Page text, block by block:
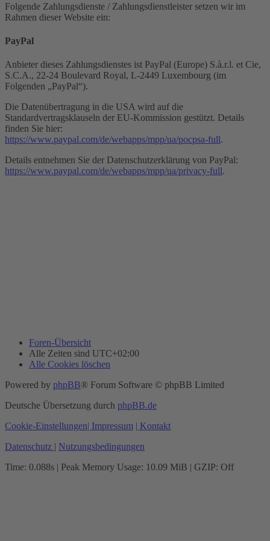
Folgende Zahlungsdienste / Zahlungsdienstleister setzen wir im
Rahmen dieser Website ein:
PayPal
Anbieter dieses Zahlungsdienstes ist PayPal (Europe) S.à.r.l. et Cie,
S.C.A., 22-24 Boulevard Royal, L-2449 Luxembourg (im
Folgenden „PayPal“).
Die Datenübertragung in die USA wird auf die
Standardvertragsklauseln der EU-Kommission gestützt. Details
finden Sie hier:
https://www.paypal.com/de/webapps/mpp/ua/pocpsa-full.
Details entnehmen Sie der Datenschutzerklärung von PayPal:
https://www.paypal.com/de/webapps/mpp/ua/privacy-full.
Foren-Übersicht
Alle Zeiten sind UTC+02:00
Alle Cookies löschen
Powered by phpBB® Forum Software © phpBB Limited
Deutsche Übersetzung durch phpBB.de
Cookie-Einstellungen| Impressum | Kontakt
Datenschutz | Nutzungsbedingungen
Time: 0.088s | Peak Memory Usage: 10.09 MiB | GZIP: Off